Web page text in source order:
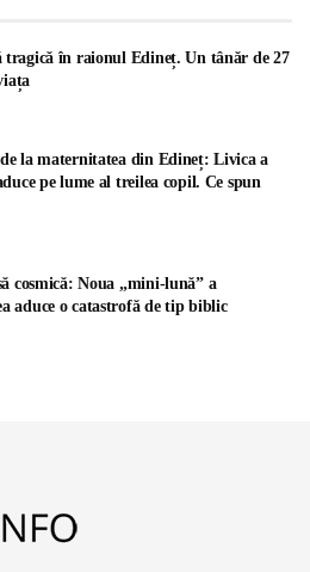
în raionul Edineț. Un tânăr de 27
la maternitatea din Edineț: Livica a
pe lume al treilea copil. Ce spun
cosmică: Noua „mini-lună” a
aduce o catastrofă de tip biblic